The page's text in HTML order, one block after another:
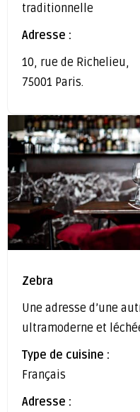
traditionnelle
Adresse :
10, rue de Richelieu,
75001 Paris.
Zebra
Une adresse d’une
ultramoderne et
Type de cuisine :
Français
Adresse :